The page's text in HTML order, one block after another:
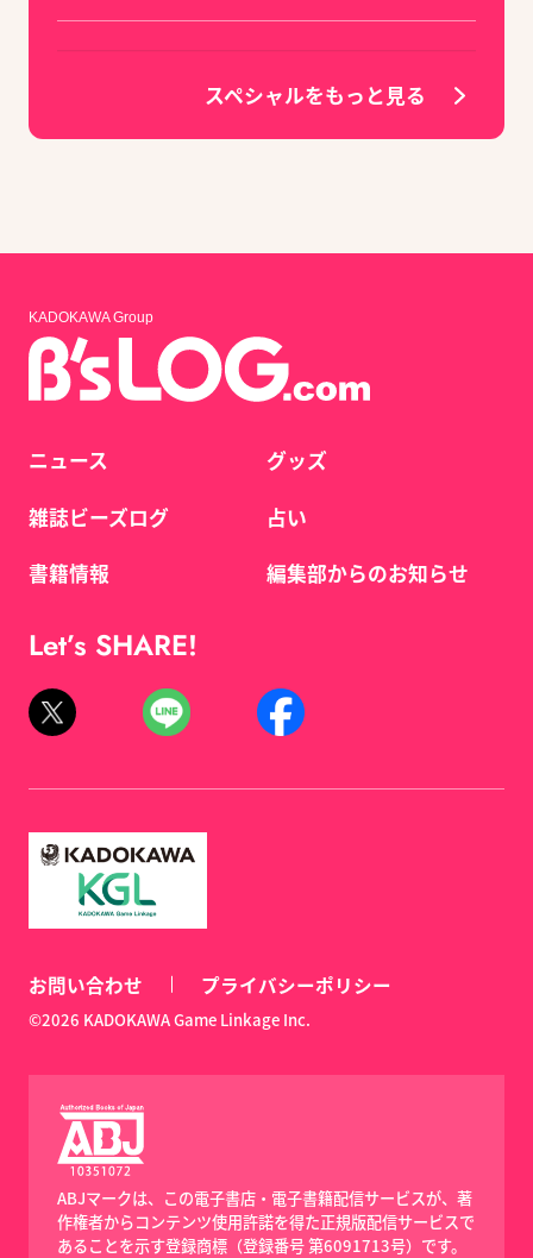
スペシャルをもっと見る
KADOKAWA Group
ニュース
雑誌ビーズログ
書籍情報
グッズ
占い
編集部からのお知らせ
Let’s SHARE!
お問い合わせ プライバシーポリシー
©2026 KADOKAWA Game Linkage Inc.
ABJマークは、この電子書店・電子書籍配信サービスが、著
作権者からコンテンツ使用許諾を得た正規版配信サービスで
あることを示す登録商標（登録番号 第6091713号）です。